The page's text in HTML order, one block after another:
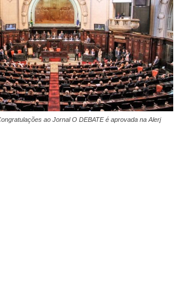
ao Jornal O DEBATE é aprovada na Alerj